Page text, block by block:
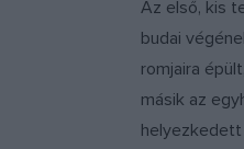
Az első, kis
budai
romjaira
másik az
helyezkedett